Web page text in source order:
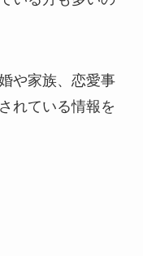
や家族、恋愛事
れている情報を